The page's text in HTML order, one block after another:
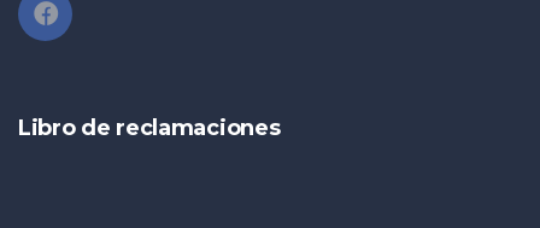
Libro de reclamaciones